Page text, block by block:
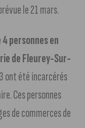
le 21 mars.
personnes en
de Fleurey-Sur-
ont été incarcérés
Ces personnes
de commerces de